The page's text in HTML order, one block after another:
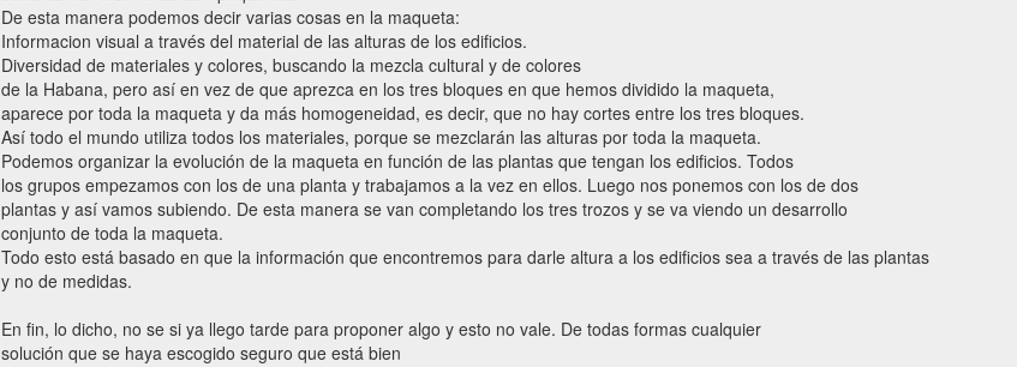
De esta manera podemos decir varias cosas en la maqueta:
Informacion visual a través del material de las alturas de los edificios.
Diversidad de materiales y colores, buscando la mezcla cultural y de colores
de la Habana, pero así en vez de que aprezca en los tres bloques en que hemos dividido la maqueta,
aparece por toda la maqueta y da más homogeneidad, es decir, que no hay cortes entre los tres bloques.
Así todo el mundo utiliza todos los materiales, porque se mezclarán las alturas por toda la maqueta.
Podemos organizar la evolución de la maqueta en función de las plantas que tengan los edificios. Todos
los grupos empezamos con los de una planta y trabajamos a la vez en ellos. Luego nos ponemos con los de dos
plantas y así vamos subiendo. De esta manera se van completando los tres trozos y se va viendo un desarrollo
conjunto de toda la maqueta.
Todo esto está basado en que la información que encontremos para darle altura a los edificios sea a través de las plantas
y no de medidas.
En fin, lo dicho, no se si ya llego tarde para proponer algo y esto no vale. De todas formas cualquier
solución que se haya escogido seguro que está bien